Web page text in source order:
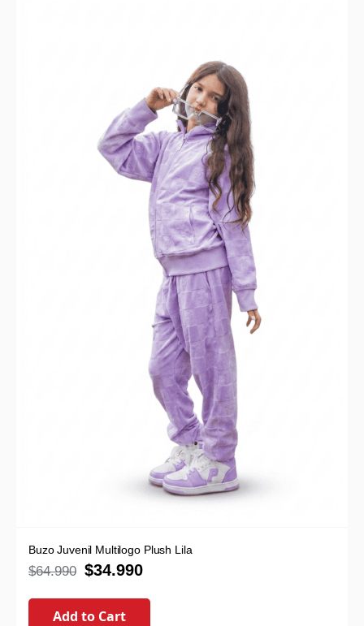
Buzo Juvenil Multilogo Plush Lila
$64.990 $34.990
Add to Cart